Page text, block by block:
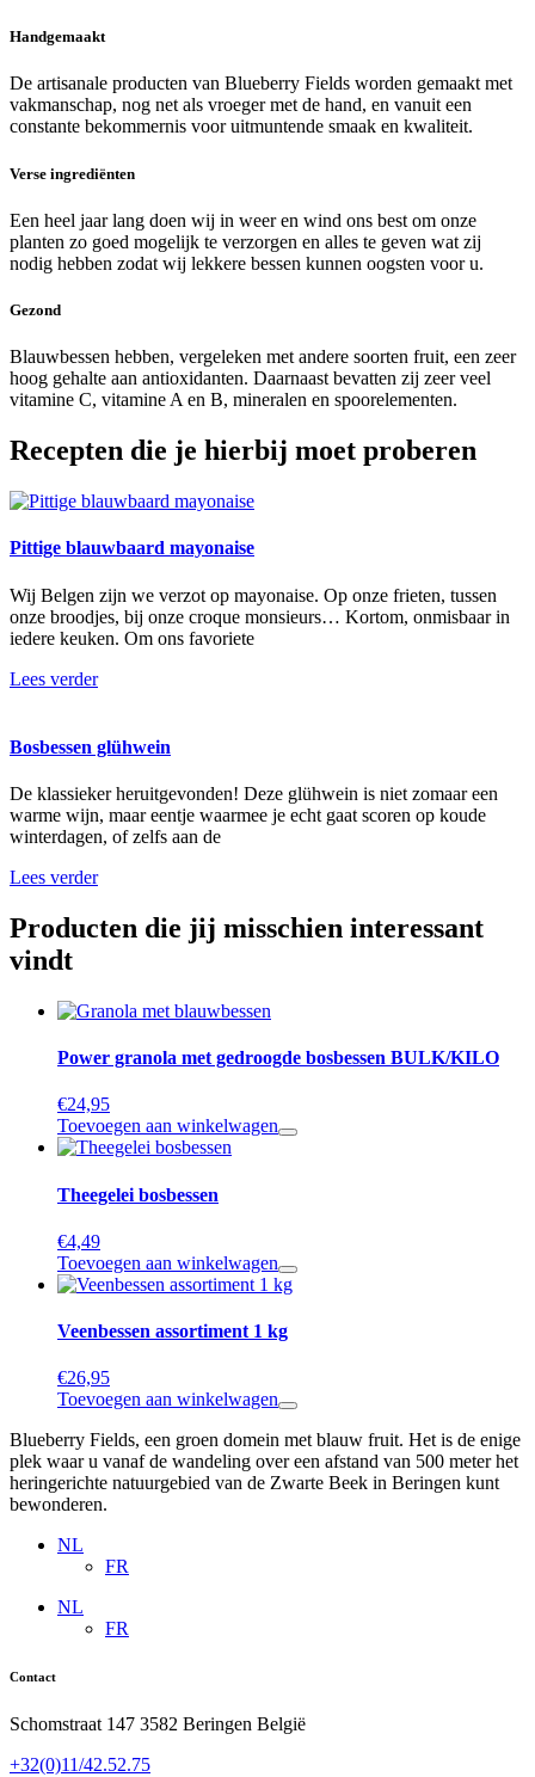
Handgemaakt
De artisanale producten van Blueberry Fields worden gemaakt met
vakmanschap, nog net als vroeger met de hand, en vanuit een
constante bekommernis voor uitmuntende smaak en kwaliteit.
Verse ingrediënten
Een heel jaar lang doen wij in weer en wind ons best om onze
planten zo goed mogelijk te verzorgen en alles te geven wat zij
nodig hebben zodat wij lekkere bessen kunnen oogsten voor u.
Gezond
Blauwbessen hebben, vergeleken met andere soorten fruit, een zeer
hoog gehalte aan antioxidanten. Daarnaast bevatten zij zeer veel
vitamine C, vitamine A en B, mineralen en spoorelementen.
Recepten die je hierbij moet proberen
Pittige blauwbaard mayonaise
Wij Belgen zijn we verzot op mayonaise. Op onze frieten, tussen
onze broodjes, bij onze croque monsieurs… Kortom, onmisbaar in
iedere keuken. Om ons favoriete
Lees verder
Bosbessen glühwein
De klassieker heruitgevonden! Deze glühwein is niet zomaar een
warme wijn, maar eentje waarmee je echt gaat scoren op koude
winterdagen, of zelfs aan de
Lees verder
Producten die jij misschien interessant
vindt
Power granola met gedroogde bosbessen BULK/KILO
€24,95
Toevoegen aan winkelwagen
Theegelei bosbessen
€4,49
Toevoegen aan winkelwagen
Veenbessen assortiment 1 kg
€26,95
Toevoegen aan winkelwagen
Blueberry Fields, een groen domein met blauw fruit. Het is de enige
plek waar u vanaf de wandeling over een afstand van 500 meter het
heringerichte natuurgebied van de Zwarte Beek in Beringen kunt
bewonderen.
NL
FR
NL
FR
Contact
Schomstraat 147 3582 Beringen België
+32(0)11/42.52.75